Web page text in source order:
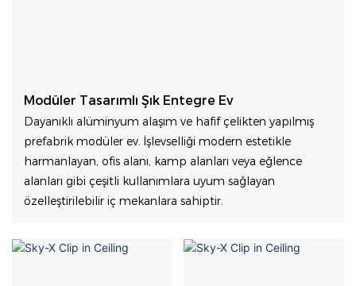
Modüler Tasarımlı Şık Entegre Ev
Dayanıklı alüminyum alaşım ve hafif çelikten yapılmış
prefabrik modüler ev. İşlevselliği modern estetikle
harmanlayan, ofis alanı, kamp alanları veya eğlence
alanları gibi çeşitli kullanımlara uyum sağlayan
özelleştirilebilir iç mekanlara sahiptir.